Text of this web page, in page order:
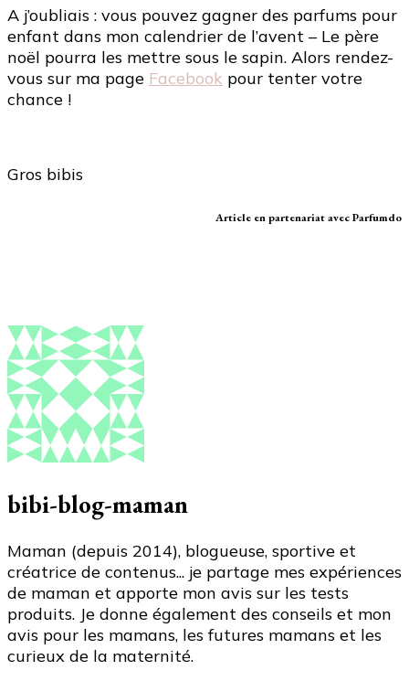
A j’oubliais : vous pouvez gagner des parfums pour
enfant dans mon calendrier de l’avent – Le père
noël pourra les mettre sous le sapin. Alors rendez-
vous sur ma page Facebook pour tenter votre
chance !
Gros bibis
Article en partenariat avec Parfumdo
bibi-blog-maman
Maman (depuis 2014), blogueuse, sportive et
créatrice de contenus... je partage mes expériences
de maman et apporte mon avis sur les tests
produits. Je donne également des conseils et mon
avis pour les mamans, les futures mamans et les
curieux de la maternité.